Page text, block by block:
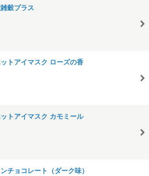
穀プラス
トアイマスク ローズの香
トアイマスク カモミール
チョコレート（ダーク味）